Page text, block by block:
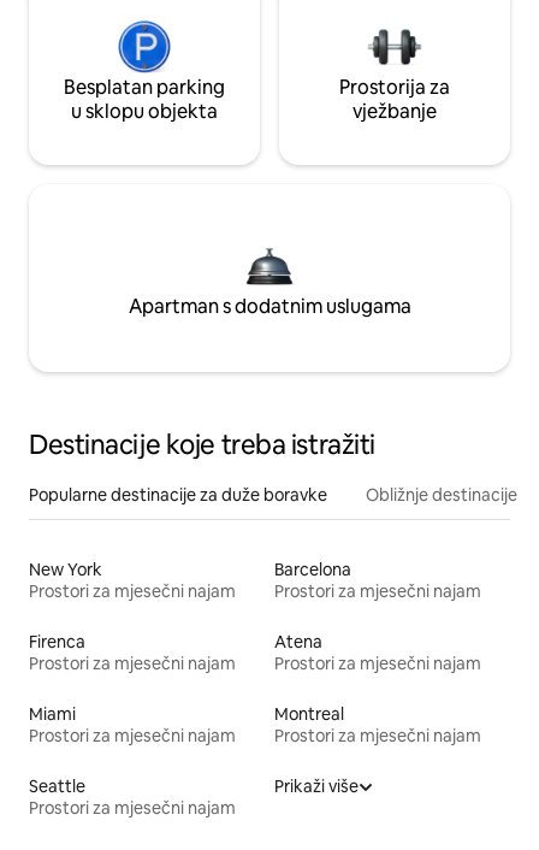
Besplatan parking
u sklopu objekta
Prostorija za
vježbanje
Apartman s dodatnim uslugama
Destinacije koje treba istražiti
Popularne destinacije za duže boravke Obližnje destinacije
New York
Prostori za mjesečni najam
Barcelona
Prostori za mjesečni najam
Firenca
Prostori za mjesečni najam
Atena
Prostori za mjesečni najam
Miami
Prostori za mjesečni najam
Montreal
Prostori za mjesečni najam
Seattle
Prostori za mjesečni najam
Prikaži više